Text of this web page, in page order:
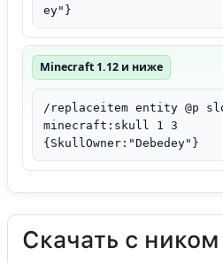
ey"}
Minecraft 1.12 и ниже
/replaceitem entity @p
minecraft:skull 1 3
{SkullOwner:"Debedey"}
Скачать с